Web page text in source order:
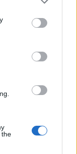
the
al tessuto nero dei
verdi a contrasto –
supporto
il